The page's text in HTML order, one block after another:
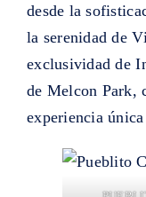
desde la
la serenidad de
exclusividad de
de Melcon Park,
experiencia